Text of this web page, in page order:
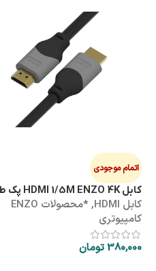
اتمام موجودی
کابل HDMI 1/5M ENZO 4K پک طلقی
کابل HDMI ,
*محصولات ENZO
کامپیوتری
380,000تومان